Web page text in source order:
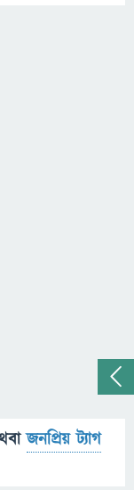
জনপ্রিয় ট্যাগ